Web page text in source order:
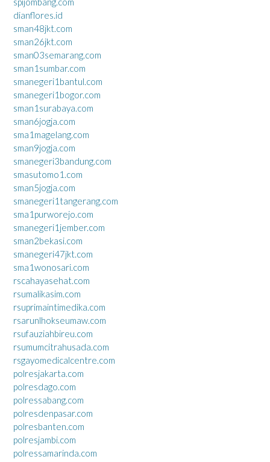
dianflores.id
sman48jkt.com
sman26jkt.com
sman03semarang.com
sman1sumbar.com
smanegeri1bantul.com
smanegeri1bogor.com
sman1surabaya.com
sman6jogja.com
sma1magelang.com
sman9jogja.com
smanegeri3bandung.com
smasutomo1.com
sman5jogja.com
smanegeri1tangerang.com
sma1purworejo.com
smanegeri1jember.com
sman2bekasi.com
smanegeri47jkt.com
sma1wonosari.com
rscahayasehat.com
rsumalikasim.com
rsuprimaintimedika.com
rsarunlhokseumaw.com
rsufauziahbireu.com
rsumumcitrahusada.com
rsgayomedicalcentre.com
polresjakarta.com
polresdago.com
polressabang.com
polresdenpasar.com
polresbanten.com
polresjambi.com
polressamarinda.com